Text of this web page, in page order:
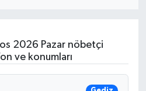
2026 Pazar nöbetçi
ve konumları